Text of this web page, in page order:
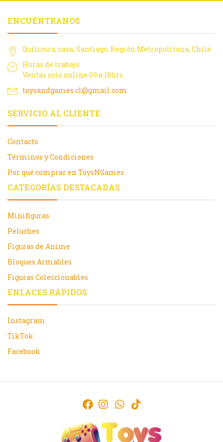
ENCUÉNTRANOS
Quilicura, casa, Santiago, Región Metropolitana, Chile
Horas de trabajo:
Ventas solo online 09 a 18hrs
toysandgames.cl@gmail.com
SERVICIO AL CLIENTE
Contacto
Términos y Condiciones
Por qué comprar en ToysNGames
CATEGORÍAS DESTACADAS
Minifiguras
Peluches
Figuras de Anime
Bloques Armables
Figuras Coleccionables
ENLACES RÁPIDOS
Instagram
TikTok
Facebook